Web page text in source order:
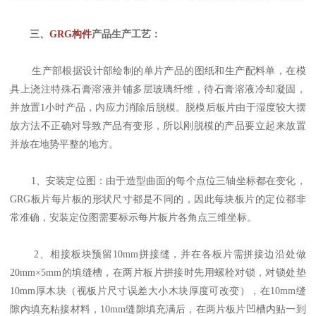
三、GRG构件产品生产工艺：
生产部根据设计部绘制的单片产品的图纸和生产配料单，在模
具上浇注特殊石膏溶液并铺多层玻璃纤维，待石膏溶液冷却凝固，
并放置1小时产品，内应力消除后脱模。脱模后板片由于湿度较大摆
放方法不正确对导致产品有变形，所以刚脱模的产品要立起来放置
并放在地势平整的地方。
1、安装定位图：由于造型曲面的每个点位三轴坐标都在变化，
GRG板片每片板的形状尺寸都是不同的，因此每块板片的定位都非
常准确，安装定位图需要标示每片板片各角点三维坐标。
2、相接板块预留10mm拼接缝，并在各板片需拼接边沿处做
20mm×5mm的填缝槽，在两片板片拼接时先用螺栓对锁，对锁处垫
10mm厚木块（视板片尺寸误差大小木块厚度可改变），在10mm缝
隙内填充粘接材料，10mm缝隙填充满后，在两片板片凹槽内贴一到